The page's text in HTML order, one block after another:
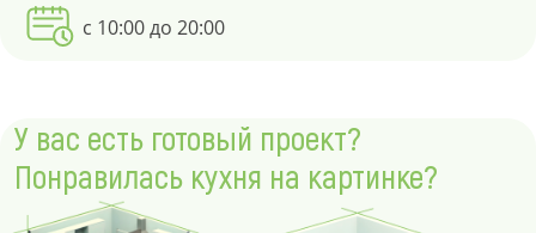
с 10:00 до 20:00
У вас есть готовый проект?
Понравилась кухня на картинке?